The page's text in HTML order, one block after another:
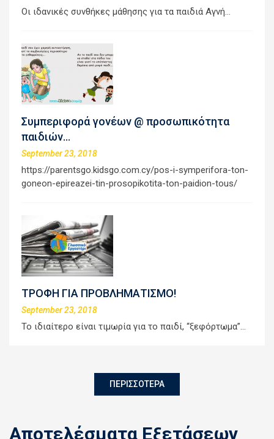
Οι ιδανικές συνθήκες μάθησης για τα παιδιά Αγνή…
Συμπεριφορά γονέων @ προσωπικότητα
παιδιών…
September 23, 2018
https://parentsgo.kidsgo.com.cy/pos-i-symperifora-ton-
goneon-epireazei-tin-prosopikotita-ton-paidion-tous/
ΤΡΟΦΗ ΓΙΑ ΠΡΟΒΛΗΜΑΤΙΣΜΟ!
September 23, 2018
Το ιδιαίτερο είναι τιμωρία για το παιδί, “ξεφόρτωμα”…
ΠΕΡΙΣΣΟΤΕΡΑ
Αποτελέσματα Εξετάσεων